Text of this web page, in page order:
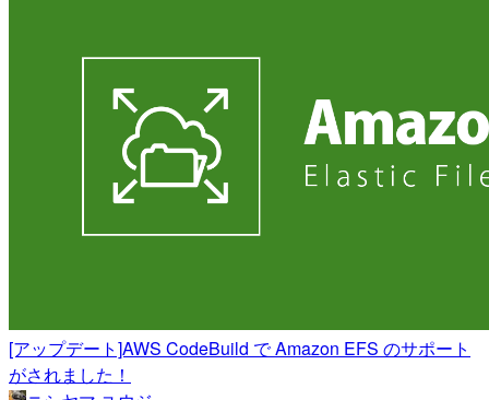
[アップデート]AWS CodeBuild で Amazon EFS のサポート
がされました！